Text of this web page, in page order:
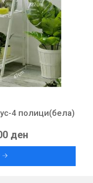
4 полици(бела)
ден